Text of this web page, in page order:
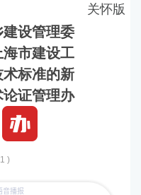
设管理委
海市建设工
标准的新
证管理办
)
关怀版